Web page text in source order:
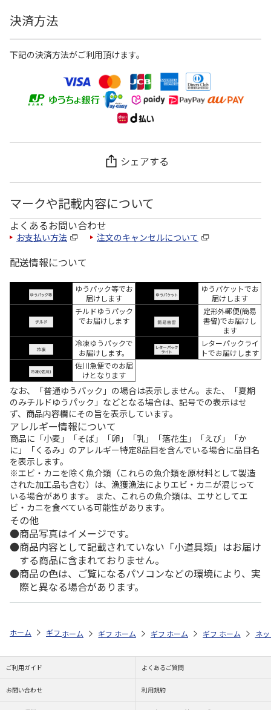
決済方法
下記の決済方法がご利用頂けます。
シェアする
マークや記載内容について
よくあるお問い合わせ
お支払い方法 注文のキャンセルについて
配送情報について
ゆうパック等でお
届けします
ゆうパケットでお
届けします
チルドゆうパック
でお届けします
定形外郵便(簡易
書留)でお届けし
ます
冷凍ゆうパックで
お届けします。
レターパックライ
トでお届けします
佐川急便でのお届
けとなります
なお、「普通ゆうパック」の場合は表示しません。また、「夏期
のみチルドゆうパック」などとなる場合は、記号での表示はせ
ず、商品内容欄にその旨を表示しています。
アレルギー情報について
商品に「小麦」「そば」「卵」「乳」「落花生」「えび」「か
に」「くるみ」のアレルギー特定8品目を含んでいる場合に品目名
を表示します。
※エビ・カニを除く魚介類（これらの魚介類を原材料として製造
された加工品も含む）は、漁獲漁法によりエビ・カニが混じって
いる場合があります。 また、これらの魚介類は、エサとしてエ
ビ・カニを食べている可能性があります。
その他
商品写真はイメージです。
商品内容として記載されていない「小道具類」はお届け
する商品に含まれておりません。
商品の色は、ご覧になるパソコンなどの環境により、実
際と異なる場合があります。
ホーム ギフトストア お中元・夏ギフト特集 2026 ハム・お肉 ＜
ホーム ギフトストア お中元・夏ギフト特集 2026
ホーム ギフトストア お中元・夏ギフト
ホーム ギフトストア お
ホーム ネ
ご利用ガイド よくあるご質問
お問い合わせ 利用規約